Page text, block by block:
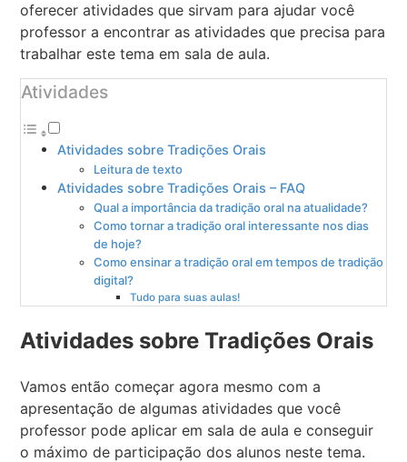
oferecer atividades que sirvam para ajudar você
professor a encontrar as atividades que precisa para
trabalhar este tema em sala de aula.
Atividades
Atividades sobre Tradições Orais
Leitura de texto
Atividades sobre Tradições Orais – FAQ
Qual a importância da tradição oral na atualidade?
Como tornar a tradição oral interessante nos dias
de hoje?
Como ensinar a tradição oral em tempos de tradição
digital?
Tudo para suas aulas!
Atividades sobre Tradições Orais
Vamos então começar agora mesmo com a
apresentação de algumas atividades que você
professor pode aplicar em sala de aula e conseguir
o máximo de participação dos alunos neste tema.